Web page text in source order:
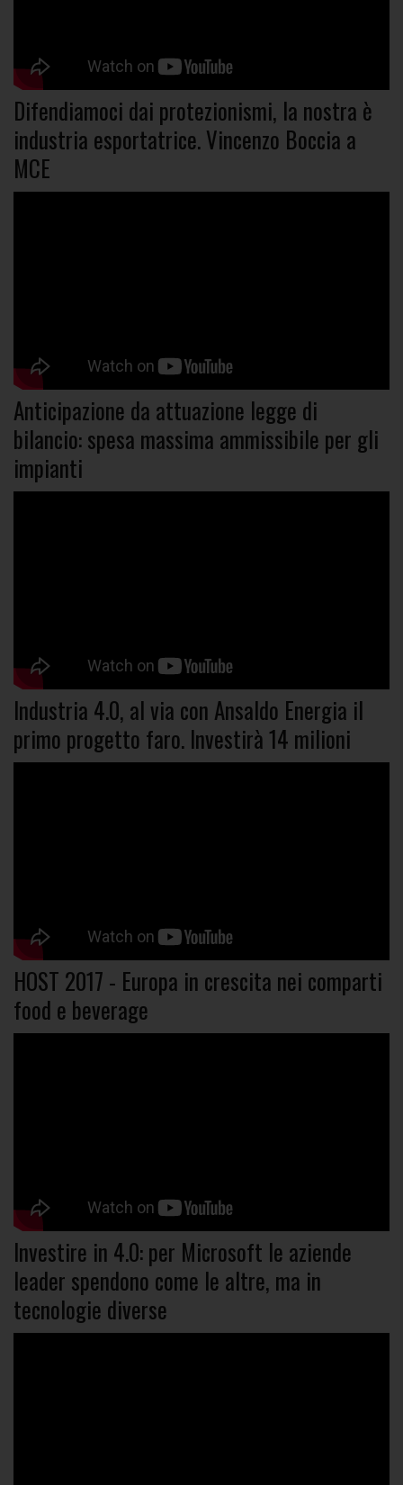
Difendiamoci dai protezionismi, la nostra è
industria esportatrice. Vincenzo Boccia a
MCE
Anticipazione da attuazione legge di
bilancio: spesa massima ammissibile per gli
impianti
Industria 4.0, al via con Ansaldo Energia il
primo progetto faro. Investirà 14 milioni
HOST 2017 - Europa in crescita nei comparti
food e beverage
Investire in 4.0: per Microsoft le aziende
leader spendono come le altre, ma in
tecnologie diverse